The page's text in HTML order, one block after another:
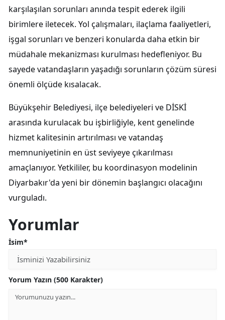
karşılaşılan sorunları anında tespit ederek ilgili
birimlere iletecek. Yol çalışmaları, ilaçlama faaliyetleri,
işgal sorunları ve benzeri konularda daha etkin bir
müdahale mekanizması kurulması hedefleniyor. Bu
sayede vatandaşların yaşadığı sorunların çözüm süresi
önemli ölçüde kısalacak.
Büyükşehir Belediyesi, ilçe belediyeleri ve DİSKİ
arasında kurulacak bu işbirliğiyle, kent genelinde
hizmet kalitesinin artırılması ve vatandaş
memnuniyetinin en üst seviyeye çıkarılması
amaçlanıyor. Yetkililer, bu koordinasyon modelinin
Diyarbakır'da yeni bir dönemin başlangıcı olacağını
vurguladı.
Yorumlar
İsim*
Yorum Yazın (500 Karakter)